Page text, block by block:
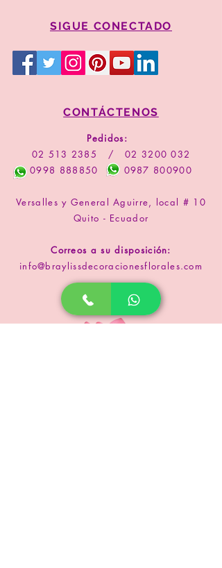
SIGUE CONECTADO
CONTÁCTENOS
Pedidos:
02 513 2385
/02 3200 032
0998 888850
0987 800900
Versalles y General Aguirre, local # 10
Quito - Ecuador
Correos a su disposición:
info@braylissdecoracionesflorales.com